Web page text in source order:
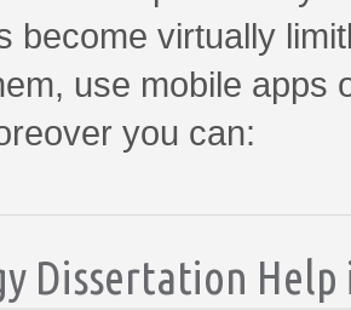
become virtually
use mobile apps
you can:
Dissertation Help